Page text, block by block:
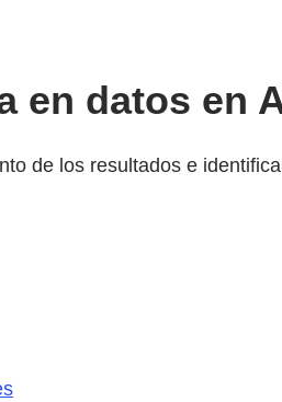
datos en
de los resultados e